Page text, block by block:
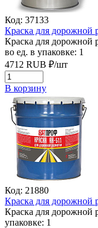
Код: 37133
Краска для дорожной
Краска для дорожной
во ед. в упаковке: 1
4712 RUB ₽/шт
В корзину
Код: 21880
Краска для дорожной
Краска для дорожной
упаковке: 1